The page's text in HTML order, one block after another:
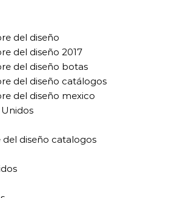
del diseño
del diseño 2017
del diseño botas
del diseño catálogos
del diseño mexico
diseño catalogos